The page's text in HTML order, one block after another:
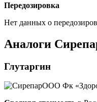
Передозировка
Нет данных о
Аналоги
Глутаргин
ООО Фк